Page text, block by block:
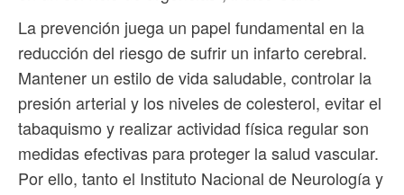
La prevención juega un papel fundamental en la
reducción del riesgo de sufrir un infarto cerebral.
Mantener un estilo de vida saludable, controlar la
presión arterial y los niveles de colesterol, evitar el
tabaquismo y realizar actividad física regular son
medidas efectivas para proteger la salud vascular.
Por ello, tanto el Instituto Nacional de Neurología y